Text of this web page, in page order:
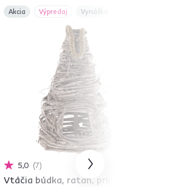
Akcia Výpredaj Vynáška
5,0 7
Vtáčia búdka, ratan, prírodná,